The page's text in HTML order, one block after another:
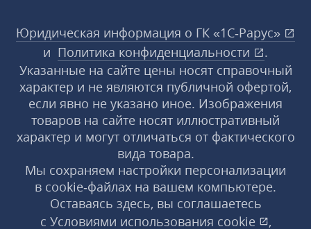
Юридическая информация о ГК «1С‑Рарус»
и Политика конфиденциальности
.
Указанные на сайте цены носят справочный
характер и не являются публичной офертой,
если явно не указано иное. Изображения
товаров на сайте носят иллюстративный
характер и могут отличаться от фактического
вида товара.
Мы сохраняем настройки персонализации
в cookie‑файлах на вашем компьютере.
Оставаясь здесь, вы соглашаетесь
с Условиями использования cookie ,